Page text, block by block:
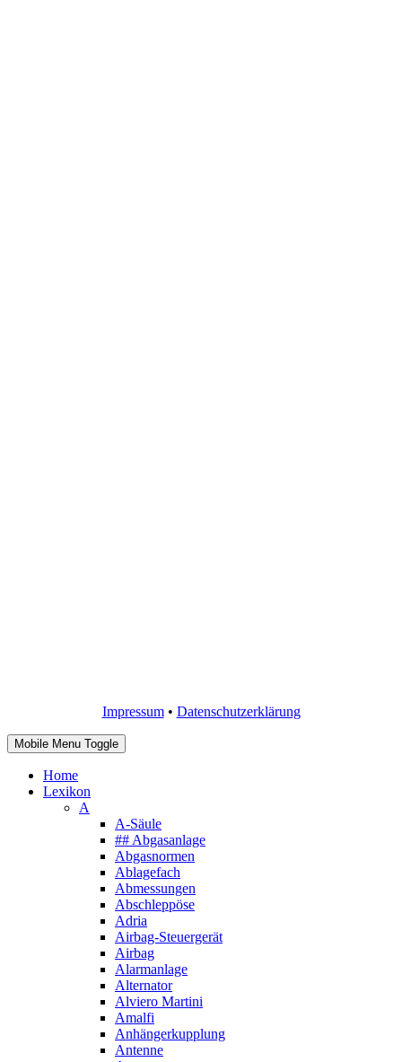
Impressum• Datenschutzerklärung
Mobile Menu Toggle
Home
Lexikon
A
A-Säule
## Abgasanlage
Abgasnormen
Ablagefach
Abmessungen
Abschleppöse
Adria
Airbag-Steuergerät
Airbag
Alarmanlage
Alternator
Alviero Martini
Amalfi
Anhängerkupplung
Antenne